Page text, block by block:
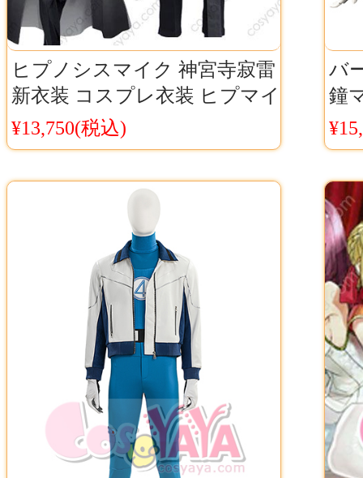
ヒプノシスマイク 神宮寺寂雷
新衣装 コスプレ衣装 ヒプマイ
麻天狼 新衣装 寂雷 コスチュ
ーム
¥13,750(税込)
バ
鐘
コ
料